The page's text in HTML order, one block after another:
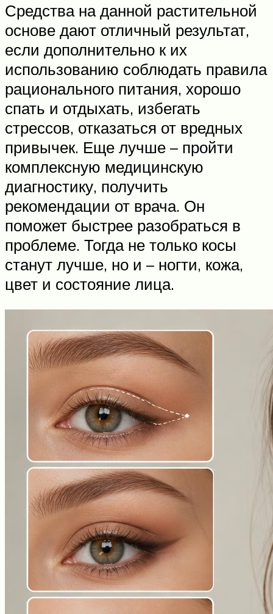
Средства на данной растительной
основе дают отличный результат,
если дополнительно к их
использованию соблюдать правила
рационального питания, хорошо
спать и отдыхать, избегать
стрессов, отказаться от вредных
привычек. Еще лучше – пройти
комплексную медицинскую
диагностику, получить
рекомендации от врача. Он
поможет быстрее разобраться в
проблеме. Тогда не только косы
станут лучше, но и – ногти, кожа,
цвет и состояние лица.